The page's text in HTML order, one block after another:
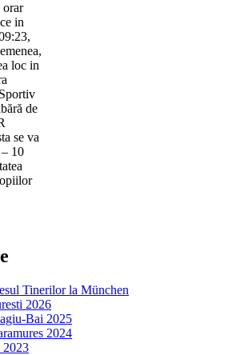
in
loc in
de
se va
10
Tinerilor la München
2026
Bai 2025
2024
2023